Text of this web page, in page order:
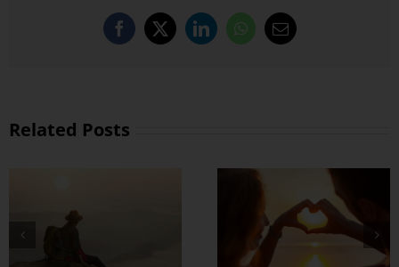
Facebook
X LinkedInWhatsApp
Email
Related Posts
အချစ်တွေ ပိုတိုးလာ